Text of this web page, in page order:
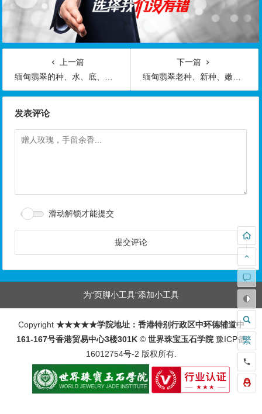
上一篇
缅甸翡翠的种、水、底、色、工的级别划分标准
下一篇
缅甸翡翠老种、新种、嫩种和变种有什么区别呢
发表评论
滑动解锁才能提交
为“页脚小工具”添加小工具
Copyright ★★★★★学院地址：香港特别行政区中环德辅道中
161-167号香港贸易中心3楼301K © 世界珠宝玉石学院 豫ICP备
16012754号-2 版权所有.
繁